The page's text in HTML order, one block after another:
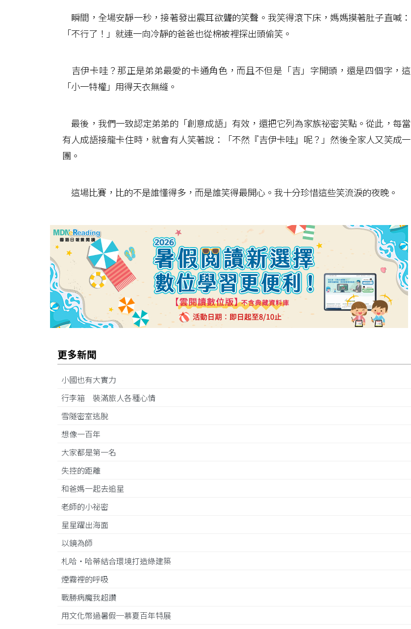
瞬間，全場安靜一秒，接著發出震耳欲聾的笑聲。我笑得滾下床，媽媽摸著肚子直喊：
「不行了！」就連一向冷靜的爸爸也從棉被裡探出頭偷笑。
吉伊卡哇？那正是弟弟最愛的卡通角色，而且不但是「吉」字開頭，還是四個字，這
「小一特權」用得天衣無縫。
最後，我們一致認定弟弟的「創意成語」有效，還把它列為家族祕密笑點。從此，每當
有人成語接龍卡住時，就會有人笑著說：「不然『吉伊卡哇』呢？」然後全家人又笑成一
團。
這場比賽，比的不是誰懂得多，而是誰笑得最開心。我十分珍惜這些笑流淚的夜晚。
更多新聞
小國也有大實力
行李箱 裝滿旅人各種心情
雪隧密室逃脫
想像一百年
大家都是第一名
失控的距離
和爸媽一起去追星
老師的小祕密
星星躍出海面
以鏡為師
札哈‧哈蒂結合環境打造綠建築
煙霧裡的呼吸
戰勝病魔我超讚
用文化幣過暑假─慕夏百年特展